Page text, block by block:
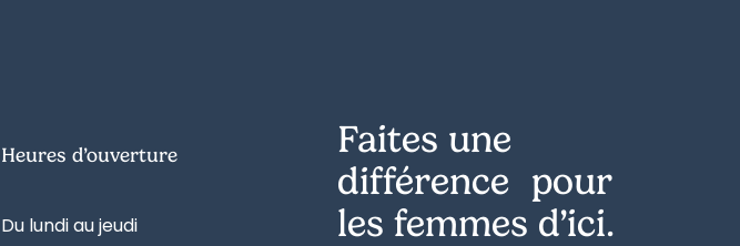
Heures d’ouverture
Du lundi au jeudi
Faites une
différence pour
les femmes d’ici.